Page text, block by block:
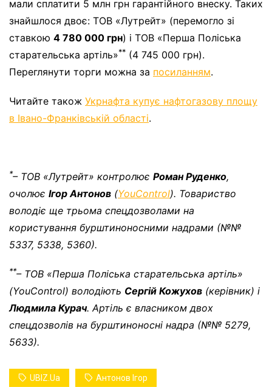
мали сплатити 5 млн грн гарантійного внеску. Таких
знайшлося двоє: ТОВ «Лутрейт» (перемогло зі
ставкою 4 780 000 грн) і ТОВ «Перша Поліська
старательська артіль»** (4 745 000 грн).
Переглянути торги можна за посиланням.
Читайте також Укрнафта купує нафтогазову площу
в Івано-Франківській області.
*– ТОВ «Лутрейт» контролює Роман Руденко,
очолює Ігор Антонов (YouControl). Товариство
володіє ще трьома спецдозволами на
користування бурштиноносними надрами (№№
5337, 5338, 5360).
**– ТОВ «Перша Поліська старательська артіль»
(YouControl) володіють Сергій Кожухов (керівник) і
Людмила Курач. Артіль є власником двох
спецдозволів на бурштиноносні надра (№№ 5279,
5633).
UBIZ.ua Антонов Ігор